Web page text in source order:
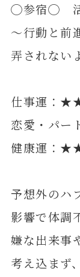
◯参宿◯ 活
～行動と前
弄されない
仕事運：
恋愛・パ
健康運：
予想外のハ
影響で体調
嫌な出来事
考え込まず